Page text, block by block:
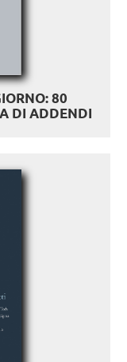
80
DI ADDENDI